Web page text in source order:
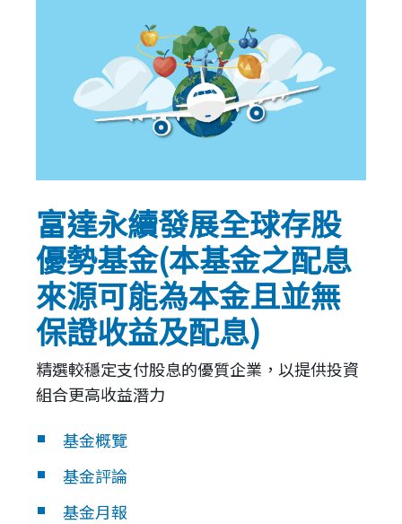
富達永續發展全球存股
優勢基金(本基金之配息
來源可能為本金且並無
保證收益及配息)
精選較穩定支付股息的優質企業，以提供投資
組合更高收益潛力
基金概覽
基金評論
基金月報